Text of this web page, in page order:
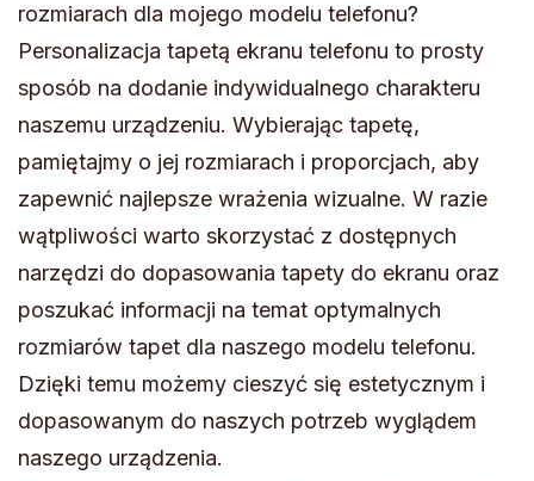
rozmiarach dla mojego modelu telefonu?
Personalizacja tapetą ekranu telefonu to prosty
sposób na dodanie indywidualnego charakteru
naszemu urządzeniu. Wybierając tapetę,
pamiętajmy o jej rozmiarach i proporcjach, aby
zapewnić najlepsze wrażenia wizualne. W razie
wątpliwości warto skorzystać z dostępnych
narzędzi do dopasowania tapety do ekranu oraz
poszukać informacji na temat optymalnych
rozmiarów tapet dla naszego modelu telefonu.
Dzięki temu możemy cieszyć się estetycznym i
dopasowanym do naszych potrzeb wyglądem
naszego urządzenia.